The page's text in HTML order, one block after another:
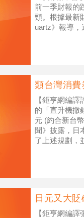
前一季財報的
頸。根據最新
uartz》報導
類台灣消費
【鉅亨網編
的「直升機撒
元 (約合新台
聞》披露，日
了上述規劃，
日元又大
【鉅亨網編